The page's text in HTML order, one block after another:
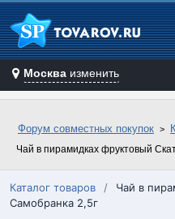
Москва изменить
Форум совместных покупок
Чай в пирамидках фруктовый
Каталог товаров /
Чай в
Самобранка 2,5г